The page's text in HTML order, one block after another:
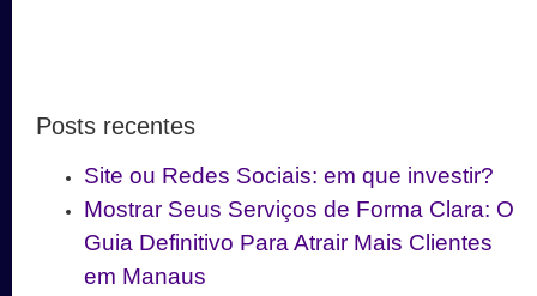
Posts recentes
Site ou Redes Sociais: em que investir?
Mostrar Seus Serviços de Forma Clara: O
Guia Definitivo Para Atrair Mais Clientes
em Manaus